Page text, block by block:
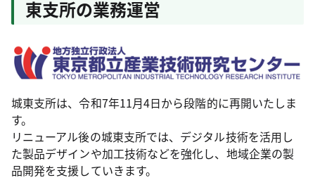
東支所の業務運営
城東支所は、令和7年11月4日から段階的に再開いたしま
す。
リニューアル後の城東支所では、デジタル技術を活用し
た製品デザインや加工技術などを強化し、地域企業の製
品開発を支援していきます。